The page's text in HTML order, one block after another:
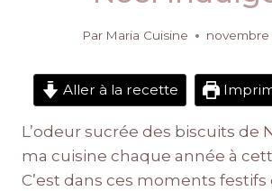
Par Maria Cuisine novembre
Aller à la recette
L’odeur sucrée des biscuits de
ma cuisine chaque année à
C’est dans ces moments festifs